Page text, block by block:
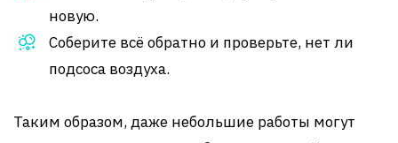
новую.
Соберите всё обратно и проверьте, нет ли
подсоса воздуха.
Таким образом, даже небольшие работы могут